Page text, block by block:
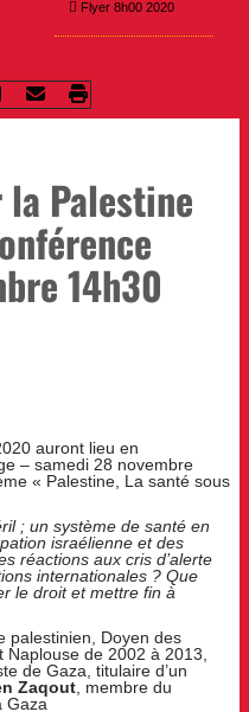
Flyer 8h00 2020
Palestine
14h30
auront lieu en
– samedi 28 novembre
« Palestine, La santé sous
; un système de santé en
israélienne et des
réactions aux cris d’alerte
internationales ? Que
le droit et mettre fin à
palestinien, Doyen des
de 2002 à 2013,
de Gaza, titulaire d’un
Zaqout , membre du
Gaza